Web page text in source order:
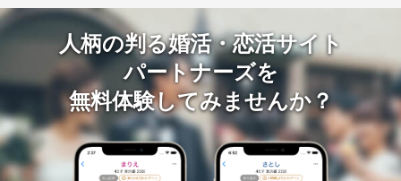
人柄の判る婚活・恋活サイト
パートナーズを
無料体験してみませんか？